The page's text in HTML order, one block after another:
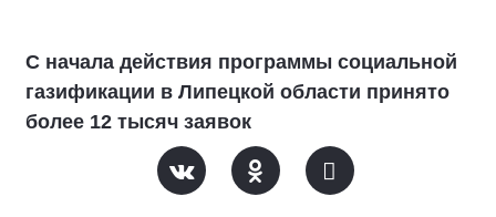
С начала действия программы социальной
газификации в Липецкой области принято
более 12 тысяч заявок